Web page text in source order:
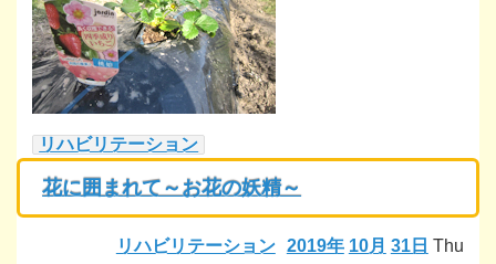
リハビリテーション
花に囲まれて～お花の妖精～
2019年 10月 31日 Thu
リハビリテーション